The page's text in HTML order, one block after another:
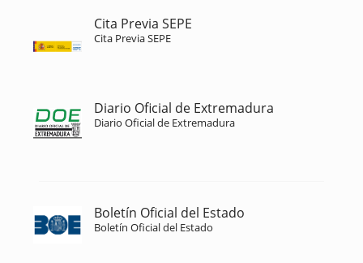
Cita Previa SEPE
Cita Previa SEPE
Diario Oficial de Extremadura
Diario Oficial de Extremadura
Boletín Oficial del Estado
Boletín Oficial del Estado